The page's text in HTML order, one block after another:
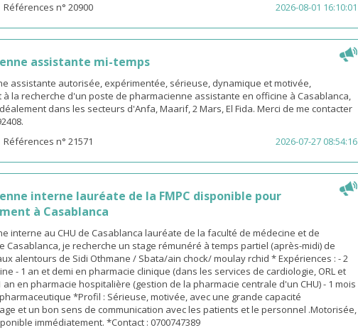
Références n° 20900 2026-08-01 16:10:01
assistante mi-temps
assistante autorisée, expérimentée, sérieuse, dynamique et motivée,
à la recherche d'un poste de pharmacienne assistante en officine à Casablanca,
dans les secteurs d'Anfa, Maarif, 2 Mars, El Fida. Merci de me contacter
Références n° 21571 2026-07-27 08:54:16
interne lauréate de la FMPC disponible pour
à Casablanca
interne au CHU de Casablanca lauréate de la faculté de médecine et de
Casablanca, je recherche un stage rémunéré à temps partiel (après-midi) de
alentours de Sidi Othmane / Sbata/ain chock/ moulay rchid * Expériences : - 2
- 1 an et demi en pharmacie clinique (dans les services de cardiologie, ORL et
an en pharmacie hospitalière (gestion de la pharmacie centrale d'un CHU) - 1 mois
*Profil : Sérieuse, motivée, avec une grande capacité
et un bon sens de communication avec les patients et le personnel .Motorisée,
immédiatement. *Contact : 0700747389